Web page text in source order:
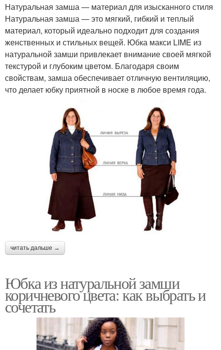
Натуральная замша — материал для изысканного стиля
Натуральная замша — это мягкий, гибкий и теплый
материал, который идеально подходит для создания
женственных и стильных вещей. Юбка макси LIME из
натуральной замши привлекает внимание своей мягкой
текстурой и глубоким цветом. Благодаря своим
свойствам, замша обеспечивает отличную вентиляцию,
что делает юбку приятной в носке в любое время года.
читать дальше →
Юбка из натуральной замши
коричневого цвета: как выбрать и
сочетать